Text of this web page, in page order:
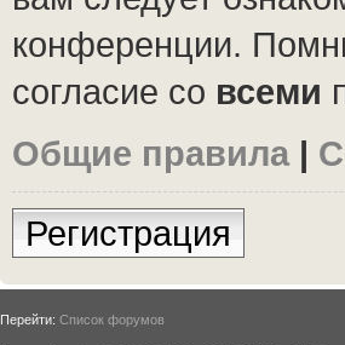
конференции.
согласие со всеми
Общие правила |
Регистрация
Перейти: Список форумов